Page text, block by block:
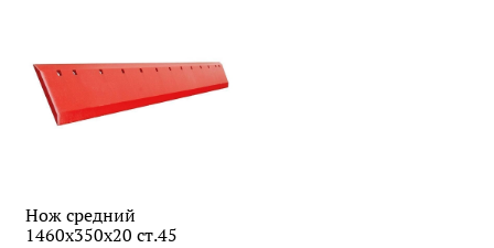
Нож средний
1460х350х20 ст.45